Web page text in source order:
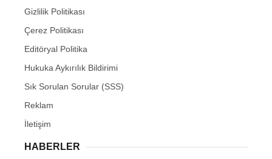
Gizlilik Politikası
Çerez Politikası
Editöryal Politika
Hukuka Aykırılık Bildirimi
Sık Sorulan Sorular (SSS)
Reklam
İletişim
HABERLER